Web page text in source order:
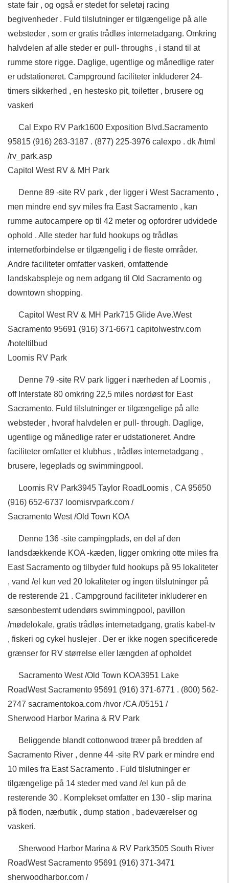
state fair , og også er stedet for seletøj racing
begivenheder . Fuld tilslutninger er tilgængelige på alle
websteder , som er gratis trådløs internetadgang. Omkring
halvdelen af ​​alle steder er pull- throughs , i stand til at
rumme store rigge. Daglige, ugentlige og månedlige rater
er udstationeret. Campground faciliteter inkluderer 24-
timers sikkerhed , en hestesko pit, toiletter , brusere og
vaskeri
Cal Expo RV Park1600 Exposition Blvd.Sacramento
95815 (916) 263-3187 . (877) 225-3976 calexpo . dk /html
/rv_park.asp
Capitol West RV & MH Park
Denne 89 -site RV park , der ligger i West Sacramento ,
men mindre end syv miles fra East Sacramento , kan
rumme autocampere op til 42 meter og opfordrer udvidede
ophold . Alle steder har fuld hookups og trådløs
internetforbindelse er tilgængelig i de fleste områder.
Andre faciliteter omfatter vaskeri, omfattende
landskabspleje og nem adgang til Old Sacramento og
downtown shopping.
Capitol West RV & MH Park715 Glide Ave.West
Sacramento 95691 (916) 371-6671 capitolwestrv.com
/hoteltilbud
Loomis RV Park
Denne 79 -site RV park ligger i nærheden af ​​Loomis ,
off Interstate 80 omkring 22,5 miles nordøst for East
Sacramento. Fuld tilslutninger er tilgængelige på alle
websteder , hvoraf halvdelen er pull- through. Daglige,
ugentlige og månedlige rater er udstationeret. Andre
faciliteter omfatter et klubhus , trådløs internetadgang ,
brusere, legeplads og swimmingpool.
Loomis RV Park3945 Taylor RoadLoomis , CA 95650
(916) 652-6737 loomisrvpark.com /
Sacramento West /Old Town KOA
Denne 136 -site campingplads, en del af den
landsdækkende KOA -kæden, ligger omkring otte miles fra
East Sacramento og tilbyder fuld hookups på 95 lokaliteter
, vand /el kun ved 20 lokaliteter og ingen tilslutninger på
de resterende 21 . Campground faciliteter inkluderer en
sæsonbestemt udendørs swimmingpool, pavillon
/mødelokale, gratis trådløs internetadgang, gratis kabel-tv
, fiskeri og cykel huslejer . Der er ikke nogen specificerede
grænser for RV størrelse eller længden af ​​opholdet
Sacramento West /Old Town KOA3951 Lake
RoadWest Sacramento 95691 (916) 371-6771 . (800) 562-
2747 sacramentokoa.com /hvor /CA /05151 /
Sherwood Harbor Marina & RV Park
Beliggende blandt cottonwood træer på bredden af ​​
Sacramento River , denne 44 -site RV park er mindre end
10 miles fra East Sacramento . Fuld tilslutninger er
tilgængelige på 14 steder med vand /el kun på de
resterende 30 . Komplekset omfatter en 130 - slip marina
på floden, nærbutik , dump station , badeværelser og
vaskeri.
Sherwood Harbor Marina & RV Park3505 South River
RoadWest Sacramento 95691 (916) 371-3471
sherwoodharbor.com /